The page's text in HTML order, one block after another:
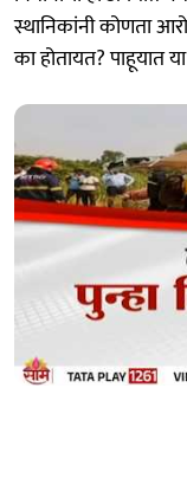
स्थानिकांनी कोणता
का होतायत? पाहूयात